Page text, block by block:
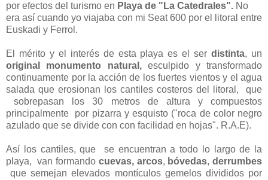
por efectos del turismo en Playa de "La Catedrales". No
era así cuando yo viajaba con mi Seat 600 por el litoral entre
Euskadi y Ferrol.
El mérito y el interés de esta playa es el serdistinta, un
original
monumento natural,esculpido y transformado
continuamente por la acción de los fuertes vientos y el agua
salada que erosionan los cantiles costeros del litoral, que
sobrepasan los 30 metros de altura y compuestos
principalmente por pizarra y esquisto ("roca de color negro
azulado que se divide con con facilidad en hojas". R.A.E).
Así los cantiles, que se encuentran a todo lo largo de la
playa, van formando cuevas, arcos, bóvedas,derrumbes
que semejan elevados montículos gemelos divididos por